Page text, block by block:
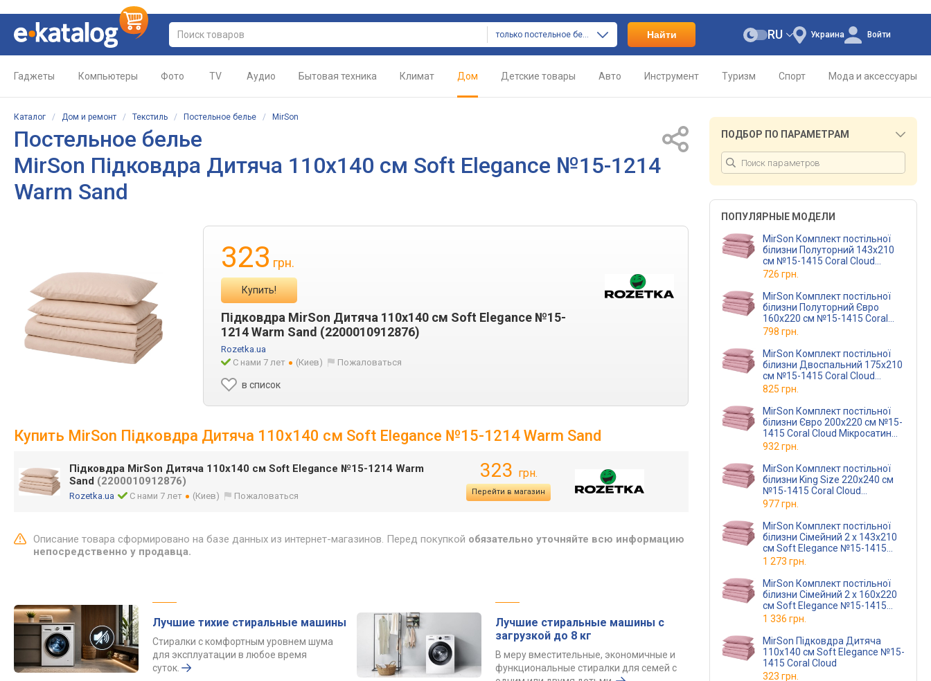
только постельное белье Найти Украина
RU Войти
Гаджеты Компьютеры Фото TV Аудио Бытовая техника Климат Дом Детские товары Авто Инструмент Туризм Спорт Мода и аксессуары
Каталог / Дом и ремонт / Текстиль / Постельное белье / MirSon
Постельное белье
MirSon Підковдра Дитяча 110х140 см Soft Elegance №15-1214
Warm Sand
323 грн.
Купить!
Підковдра MirSon Дитяча 110х140 см Soft Elegance №15-
1214 Warm Sand (2200010912876)
Rozetka.ua
С нами 7 лет
(Киев) Пожаловаться
в список
Купить MirSon Підковдра Дитяча 110х140 см Soft Elegance №15-1214 Warm Sand
Підковдра MirSon Дитяча 110х140 см Soft Elegance №15-1214 Warm
Sand (2200010912876)
Rozetka.ua С нами 7 лет (Киев) Пожаловаться
323 грн.
Перейти в магазин
Описание товара сформировано на базе данных из интернет-магазинов. Перед покупкой обязательно уточняйте всю информацию
непосредственно у продавца.
Лучшие тихие стиральные машины
Стиралки с комфортным уровнем шума
для эксплуатации в любое время
суток.
Лучшие стиральные машины с
загрузкой до 8 кг
В меру вместительные, экономичные и
функциональные стиралки для семей с
ПОДБОР ПО ПАРАМЕТРАМ
ПОПУЛЯРНЫЕ МОДЕЛИ
MirSon Комплект постільної
білизни Полуторний 143х210
см №15-1415 Coral Cloud
Мікросатин Premium
726 грн.
MirSon Комплект постільної
білизни Полуторний Євро
160х220 см №15-1415 Coral
Cloud Мікросатин Premium
798 грн.
MirSon Комплект постільної
білизни Двоспальний 175х210
см №15-1415 Coral Cloud
Мікросатин Premium
825 грн.
MirSon Комплект постільної
білизни Євро 200х220 см №15-
1415 Coral Cloud Мікросатин
Premium
932 грн.
MirSon Комплект постільної
білизни King Size 220х240 см
№15-1415 Coral Cloud
Мікросатин Premium
977 грн.
MirSon Комплект постільної
білизни Сімейний 2 x 143x210
см Soft Elegance №15-1415
Coral Cloud Мікросатин
1 273 грн.
MirSon Комплект постільної
білизни Сімейний 2 x 160x220
см Soft Elegance №15-1415
Coral Cloud Мікросатин
1 336 грн.
MirSon Підковдра Дитяча
110х140 см Soft Elegance №15-
1415 Coral Cloud
323 грн.